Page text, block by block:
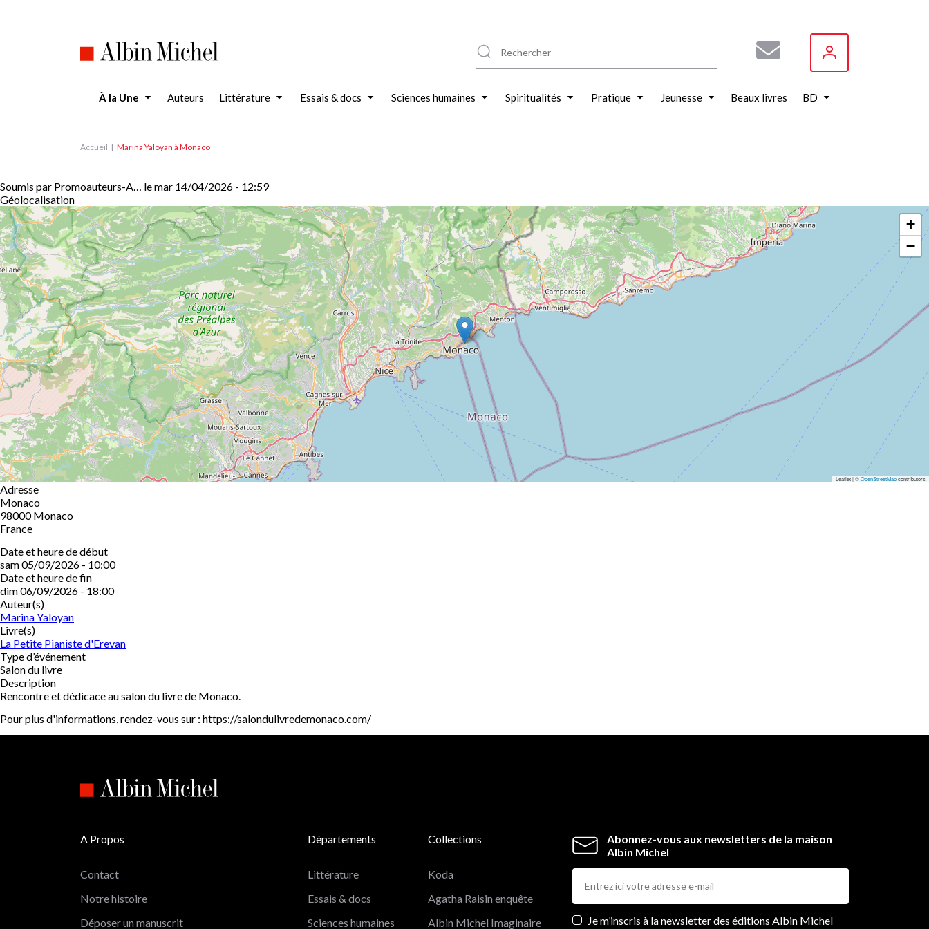
À la Une Auteurs Littérature Essais & docs Sciences humaines Spiritualités Pratique Jeunesse Beaux livres BD
Accueil Marina Yaloyan à Monaco
Soumis par Promoauteurs-A… lemar 14/04/2026 - 12:59
Géolocalisation
+
−
Leaflet | ©OpenStreetMapcontributors
Adresse
Monaco
98000 Monaco
France
Date et heure de début
sam 05/09/2026 - 10:00
Date et heure de fin
dim 06/09/2026 - 18:00
Auteur(s)
Marina Yaloyan
Livre(s)
La Petite Pianiste d'Erevan
Type d’événement
Salon du livre
Description
Rencontre et dédicace au salon du livre de Monaco.
Pour plus d'informations, rendez-vous sur : https://salondulivredemonaco.com/
Abonnez-vous aux newsletters de la maison
Albin Michel
Newsletters
Je m’inscris à la newsletter des éditions Albin Michel
A Propos
Contact
Notre histoire
Déposer un manuscrit
Départements
Littérature
Essais & docs
Sciences humaines
Collections
Koda
Agatha Raisin enquête
Albin Michel Imaginaire